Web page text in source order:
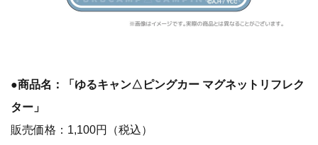
●商品名：「ゆるキャン△ピングカー マグネットリフレク
ター」
販売価格：1,100円（税込）